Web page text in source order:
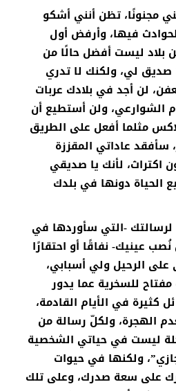
مجنونًا، تظن أنني أشكو
فيها، وأرفض أول
بلاد ليست أفضل حالًا من
صديق لي، ولكنك لا تدري
لن أجد في بلادك عربات
الشوارعي، ولن أستطيع أن
مثلما أفعل على الطريق
سأفقد عاداتي المقززة
اكتراث، لأنك يا صديقي
الحياة دونها في بلدك
-التي سأوردها في
عينيك- نفاقًا أو احتقارًا
على الرحيل ولي أسبابي،
للسخرية عما يدور
في الأيام القادمة،
الهجرة، ولكلّ رسالة من
ليست في حياتي الشخصية
ولكنها في حيوات
على سعة صدرك، وعلى تلك